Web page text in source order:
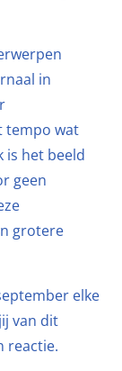
in
tempo wat
is het beeld
geen
grotere
elke
van dit
reactie.